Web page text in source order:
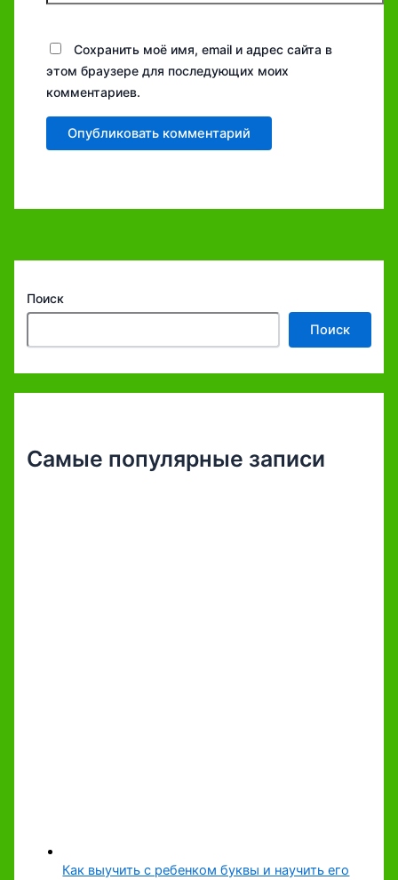
Сохранить моё имя, email и адрес сайта в
этом браузере для последующих моих
комментариев.
Поиск
Поиск
Самые популярные записи
Как выучить с ребенком буквы и научить его